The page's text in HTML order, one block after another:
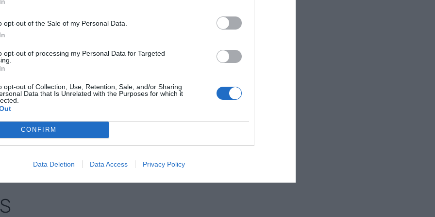
opt-out of the Sale of my Personal Data.
opt-out of processing my Personal Data for Targeted
opt-out of Collection, Use, Retention, Sale, and/or Sharing
Data that Is Unrelated with the Purposes for which it
CONFIRM
Data Deletion Data Access Privacy Policy
líders empresarials, culturals, de la ciència i
a Londres la Barcelona de la inversió, el
de millorar la reputació internacional de
actius de la ciutat i va comptar amb l’assistència
líders d’opinió, mitjans de comunicació i
sectors.
preferida de Google de forma
d'actualitat